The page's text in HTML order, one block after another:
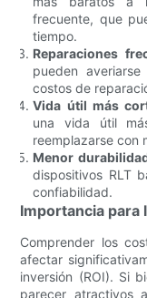
frecuente, que
tiempo.
Reparaciones
pueden
costos de
Vida útil más
una vida útil
reemplazarse con
Menor
dispositivos RLT
confiabilidad.
Importancia para
Comprender los
afectar
inversión (ROI). Si
parecer atractivos